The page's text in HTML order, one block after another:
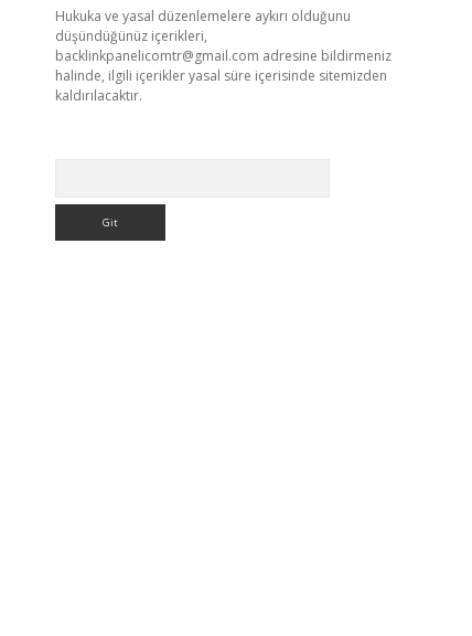
Hukuka ve yasal düzenlemelere aykırı olduğunu
düşündüğünüz içerikleri,
backlinkpanelicomtr@gmail.com adresine bildirmeniz
halinde, ilgili içerikler yasal süre içerisinde sitemizden
kaldırılacaktır.